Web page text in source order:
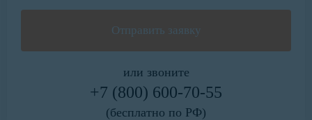
или звоните
+7 (800) 600-70-55
(бесплатно по РФ)